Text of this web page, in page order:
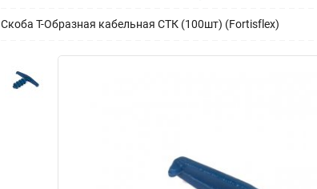
Скоба Т-Образная кабельная СТК (100шт) (Fortisflex)